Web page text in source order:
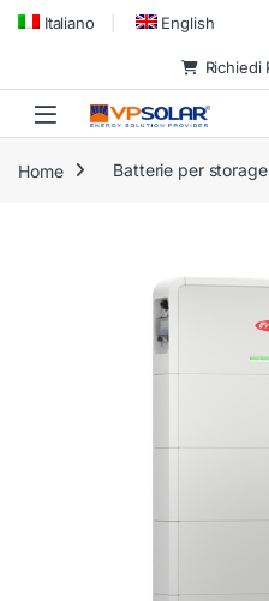
Skip to navigation
Skip to content
Italiano English
Richiedi
Home Batterie per storage